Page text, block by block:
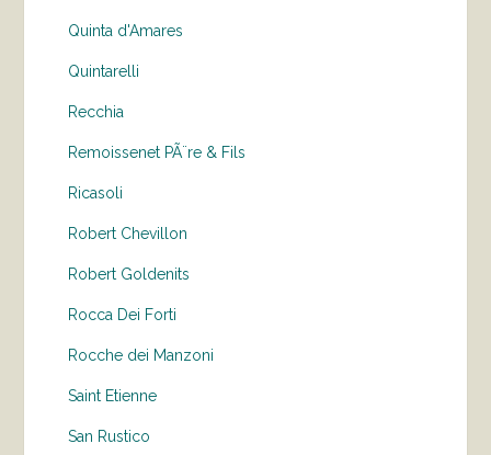
Quinta d'Amares
Quintarelli
Recchia
Remoissenet PÃ¨re & Fils
Ricasoli
Robert Chevillon
Robert Goldenits
Rocca Dei Forti
Rocche dei Manzoni
Saint Etienne
San Rustico